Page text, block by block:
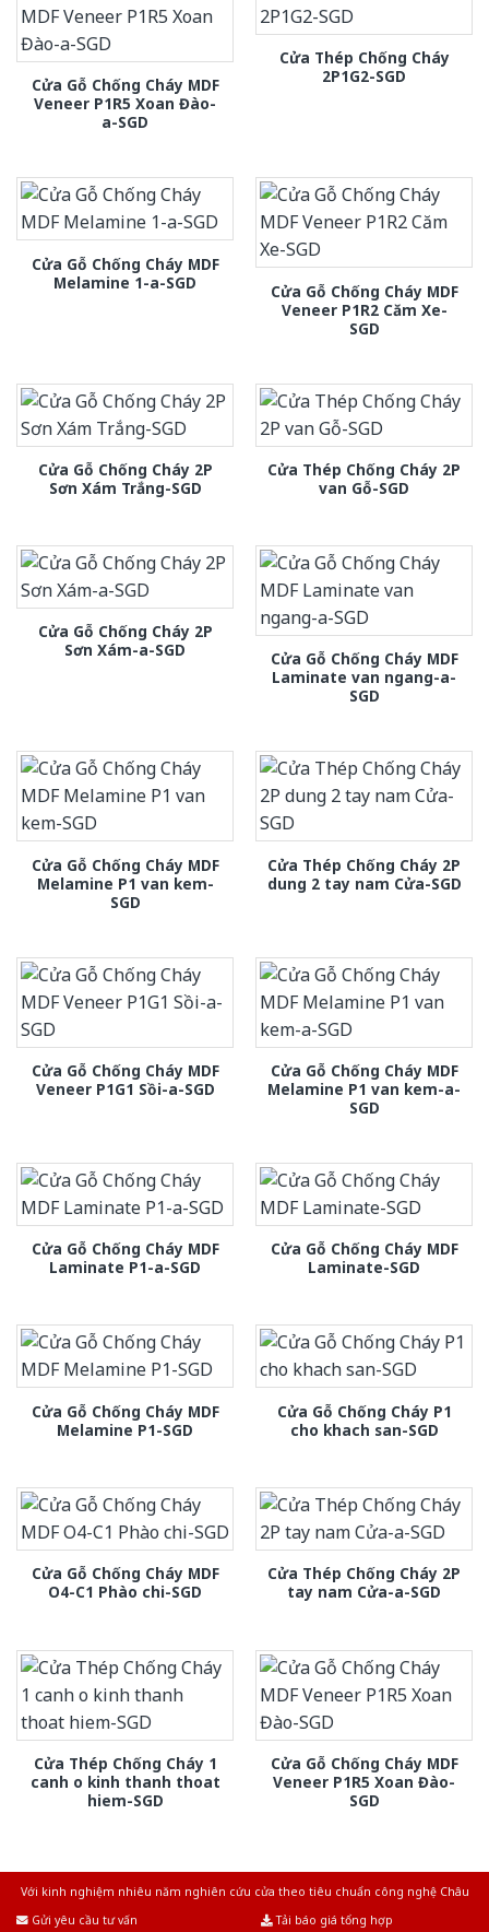
Cửa Gỗ Chống Cháy MDF
Veneer P1R5 Xoan Đào-
a-SGD
Cửa Thép Chống Cháy
2P1G2-SGD
Cửa Gỗ Chống Cháy MDF
Melamine 1-a-SGD
Cửa Gỗ Chống Cháy MDF
Veneer P1R2 Căm Xe-
SGD
Cửa Gỗ Chống Cháy 2P
Sơn Xám Trắng-SGD
Cửa Thép Chống Cháy 2P
van Gỗ-SGD
Cửa Gỗ Chống Cháy 2P
Sơn Xám-a-SGD
Cửa Gỗ Chống Cháy MDF
Laminate van ngang-a-
SGD
Cửa Gỗ Chống Cháy MDF
Melamine P1 van kem-
SGD
Cửa Thép Chống Cháy 2P
dung 2 tay nam Cửa-SGD
Cửa Gỗ Chống Cháy MDF
Veneer P1G1 Sồi-a-SGD
Cửa Gỗ Chống Cháy MDF
Melamine P1 van kem-a-
SGD
Cửa Gỗ Chống Cháy MDF
Laminate P1-a-SGD
Cửa Gỗ Chống Cháy MDF
Laminate-SGD
Cửa Gỗ Chống Cháy MDF
Melamine P1-SGD
Cửa Gỗ Chống Cháy P1
cho khach san-SGD
Cửa Gỗ Chống Cháy MDF
O4-C1 Phào chi-SGD
Cửa Thép Chống Cháy 2P
tay nam Cửa-a-SGD
Cửa Thép Chống Cháy 1
canh o kinh thanh thoat
hiem-SGD
Cửa Gỗ Chống Cháy MDF
Veneer P1R5 Xoan Đào-
SGD
Với kinh nghiệm nhiêu năm nghiên cứu cửa theo tiêu chuẩn công nghệ Châu
Gửi yêu cầu tư vấn
Tải báo giá tổng hợp